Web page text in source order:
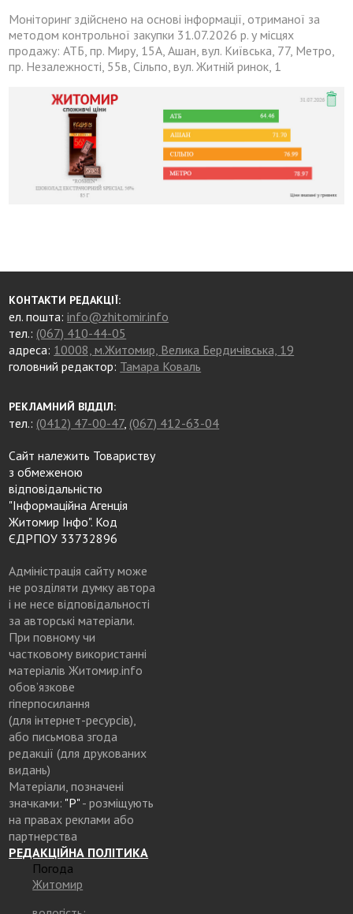
Моніторинг здійснено на основі інформації, отриманої за
методом контрольної закупки 31.07.2026 р. у місцях
продажу: АТБ, пр. Миру, 15А, Ашан, вул. Київська, 77, Метро,
пр. Незалежності, 55в, Сільпо, вул. Житній ринок, 1
КОНТАКТИ РЕДАКЦІЇ:
ел. пошта:info@zhitomir.info
тел.: (067) 410-44-05
адреса: 10008, м.Житомир, Велика Бердичівська, 19
головний редактор: Тамара Коваль
РЕКЛАМНИЙ ВІДДІЛ:
тел.: (0412) 47-00-47, (067) 412-63-04
Сайт належить Товариству
з обмеженою
відповідальністю
"Інформаційна Агенція
Житомир Інфо". Код
ЄДРПОУ 33732896
Адміністрація сайту може
не розділяти думку автора
і не несе відповідальності
за авторські матеріали.
При повному чи
частковому використанні
матеріалів Житомир.info
обов’язкове
гіперпосилання
(для інтернет-ресурсів),
або письмова згода
редакції (для друкованих
видань)
Матеріали, позначені
значками: "Р"- розміщують
на правах реклами або
партнерства
РЕДАКЦІЙНА ПОЛІТИКА
Погода
Житомир